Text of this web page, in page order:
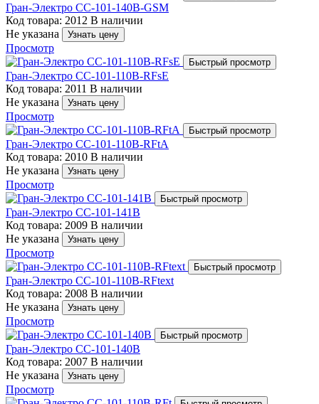
Гран-Электро СС-101-140В-GSM
Код товара: 2012 В наличии
Не указана
Узнать цену
Просмотр
Быстрый просмотр
Гран-Электро СС-101-110B-RFsE
Код товара: 2011 В наличии
Не указана
Узнать цену
Просмотр
Быстрый просмотр
Гран-Электро СС-101-110B-RFtA
Код товара: 2010 В наличии
Не указана
Узнать цену
Просмотр
Быстрый просмотр
Гран-Электро СС-101-141B
Код товара: 2009 В наличии
Не указана
Узнать цену
Просмотр
Быстрый просмотр
Гран-Электро СС-101-110B-RFtext
Код товара: 2008 В наличии
Не указана
Узнать цену
Просмотр
Быстрый просмотр
Гран-Электро СС-101-140B
Код товара: 2007 В наличии
Не указана
Узнать цену
Просмотр